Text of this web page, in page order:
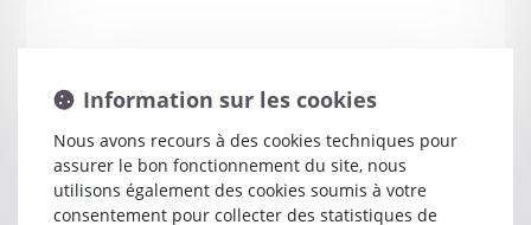
LoicSCHINDLER
Information sur les cookies
Nous avons recours à des cookies techniques pour
assurer le bon fonctionnement du site, nous
utilisons également des cookies soumis à votre
consentement pour collecter des statistiques de